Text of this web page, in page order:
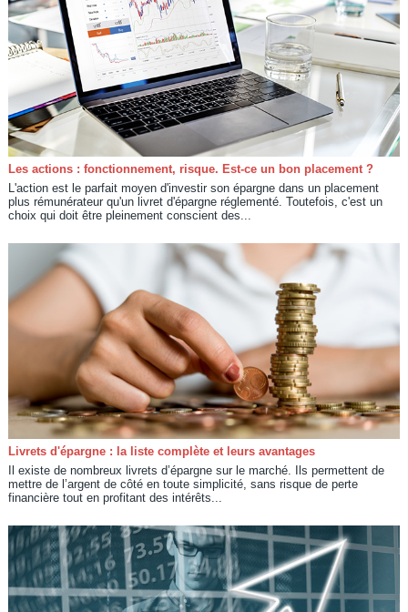
Les actions : fonctionnement, risque. Est-ce un bon placement ?
L'action est le parfait moyen d'investir son épargne dans un placement
plus rémunérateur qu'un livret d'épargne réglementé. Toutefois, c'est un
choix qui doit être pleinement conscient des...
Livrets d'épargne : la liste complète et leurs avantages
Il existe de nombreux livrets d’épargne sur le marché. Ils permettent de
mettre de l’argent de côté en toute simplicité, sans risque de perte
financière tout en profitant des intérêts...